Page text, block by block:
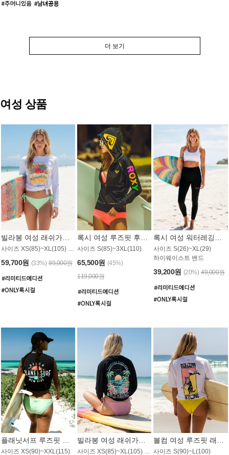
더 보기
여성 상품
59,700원 (33%) 89,000원
사이즈 S(85)~3XL(110)
65,500원 (45%)
119,000원
사이즈 S(26)~XL(29)
하이웨이스트 밴드
39,200원 (20%) 49,000원
사이즈 XS(90)~XXL(115) 사이즈 XS(85)~XL(105) / 오버핏 사이즈 S(90)~L(100)